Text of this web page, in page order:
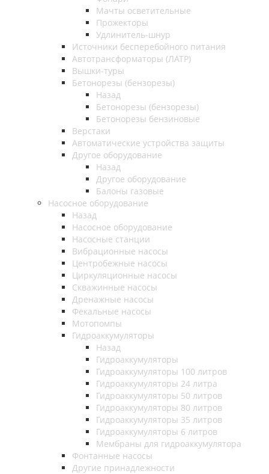
Мачты осветительные
Прожекторы
Удлинитель-шнур
Источники бесперебойного питания
Автотрансформаторы (ЛАТР)
Вышки-туры
Бетонорезы (бензорезы)
Назад
Бетонорезы (бензорезы)
Бетонорезы бензиновые
Верстаки
Автоматические устройства защиты
Другое оборудование
Назад
Другое оборудование
Балоны газовые
Насосное оборудование
Назад
Насосное оборудование
Насосные станции
Вибрационные насосы
Центробежные насосы
Циркуляционные насосы
Скважинные насосы
Дренажные насосы
Фекальные насосы
Мотопомпы
Гидроаккумуляторы
Назад
Гидроаккумуляторы
Гидроаккумуляторы 100 литров
Гидроаккумуляторы 24 литра
Гидроаккумуляторы 50 литров
Гидроаккумуляторы 80 литров
Гидроаккумуляторы 35 литров
Гидроаккумуляторы 6 литров
Мембраны для гидроаккумулятора
Фонтанные насосы
Другие принадлежности